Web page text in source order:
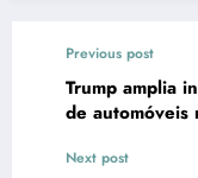
Previous post
Trump amplia
de automóveis
Next post